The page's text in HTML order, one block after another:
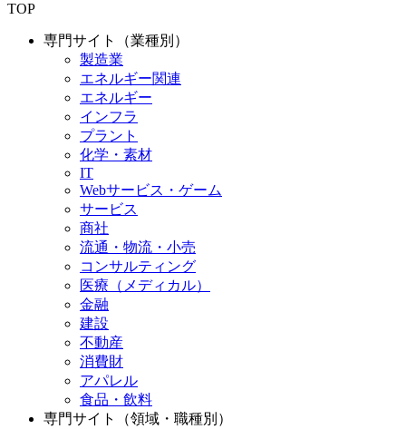
TOP
専門サイト（業種別）
製造業
エネルギー関連
エネルギー
インフラ
プラント
化学・素材
IT
Webサービス・ゲーム
サービス
商社
流通・物流・小売
コンサルティング
医療（メディカル）
金融
建設
不動産
消費財
アパレル
食品・飲料
専門サイト（領域・職種別）